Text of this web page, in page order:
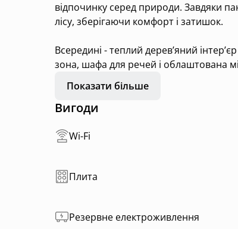
відпочинку серед природи. Завдяки
лісу, зберігаючи комфорт і затишок.
Всередині - теплий дерев’яний
зона, шафа для речей і облаштована
індукційною плитою, посудом та
косметичних засобів і чисті рушники.
звукоізоляція та розетки поруч із
включено у вартість проживання.
Цей котедж ідеально підходить для
Показати більше
Вигоди
Wi-Fi
Плита
Резервне електроживлення